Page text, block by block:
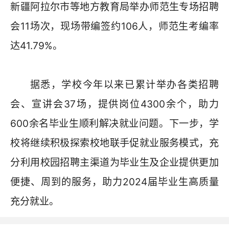
新疆阿拉尔市等地方教育局举办师范生专场招聘
会11场次，现场带编签约106人，师范生考编率
达41.79%。
据悉，学校今年以来已累计举办各类招聘
会、宣讲会37场，提供岗位4300余个，助力
600余名毕业生顺利解决就业问题。下一步，学
校将继续积极探索校地联手促就业服务模式，充
分利用校园招聘主渠道为毕业生及企业提供更加
便捷、周到的服务，助力2024届毕业生高质量
充分就业。